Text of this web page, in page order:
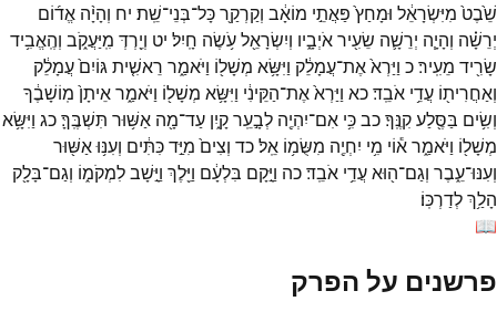
שֵׁ֙בֶט֙ מִיִּשְׂרָאֵ֔ל וּמָחַץ֙ פַּאֲתֵ֣י מוֹאָ֔ב וְקַרְקַ֖רכָּל־בְּנֵי־שֵֽׁת׃ יח וְהָיָ֨ה אֱד֜וֹם
יְרֵשָׁ֗ה וְהָיָ֧ה יְרֵשָׁ֛ה שֵׂעִ֖יראֹיְבָ֑יו וְיִשְׂרָאֵ֖לעֹ֥שֶׂה חָֽיִל׃ יט וְיֵ֖רְדְּ מִֽיַּעֲקֹ֑ב וְהֶֽאֱבִ֥יד
שָׂרִ֖יד מֵעִֽיר׃כ וַיַּרְא֙אֶת־עֲמָלֵ֔ק וַיִּשָּׂ֥א מְשָׁל֖וֹ וַיֹּאמַ֑ר רֵאשִׁ֤יתגּוֹיִם֙עֲמָלֵ֔ק
וְאַחֲרִית֖וֹ עֲדֵ֥י אֹבֵֽד׃כא וַיַּרְא֙אֶת־הַקֵּינִ֔י וַיִּשָּׂ֥א מְשָׁל֖וֹ וַיֹּאמַ֑ראֵיתָן֙ מֽוֹשָׁבֶ֔ךָ
וְשִׂ֥ים בַּסֶּ֖לַעקִנֶּֽךָ׃כבכִּ֥י אִם־יִהְיֶ֖ה לְבָ֣עֵֽרקָ֑יִן עַד־מָ֖ה אַשּׁ֥וּר תִּשְׁבֶּֽךָּ׃כג וַיִּשָּׂ֥א
מְשָׁל֖וֹ וַיֹּאמַ֑רא֕וֹי מִ֥י יִחְיֶ֖ה מִשֻּׂמ֥וֹ אֵֽל׃כד וְצִים֙ מִיַּ֣דכִּתִּ֔ים וְעִנּ֥וּאַשּׁ֖וּר
וְעִנּוּ־עֵ֑בֶר וְגַם־ה֖וּאעֲדֵ֥י אֹבֵֽד׃כה וַיָּ֣קָם בִּלְעָ֔ם וַיֵּ֖לֶךְ וַיָּ֣שָׁבלִמְקֹמ֑וֹ וְגַם־בָּלָ֖ק
הָלַ֥ךְלְדַרְכּֽוֹ׃
📖
פרשנים על הפרק